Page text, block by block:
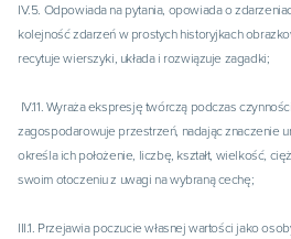
IV.5. Odpowiada na pytania, opowiada o
kolejność zdarzeń w prostych historyjkach
recytuje wierszyki, układa i rozwiązuje zagadki;
zagospodarowuje przestrzeń, nadając znaczenie
określa ich położenie, liczbę, kształt, wielkość,
swoim otoczeniu z uwagi na wybraną cechę;
III.1. Przejawia poczucie własnej wartości jako